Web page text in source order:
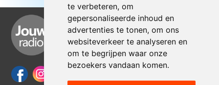
te verbeteren, om
gepersonaliseerde inhoud en
advertenties te tonen, om ons
websiteverkeer te analyseren en
om te begrijpen waar onze
bezoekers vandaan komen.